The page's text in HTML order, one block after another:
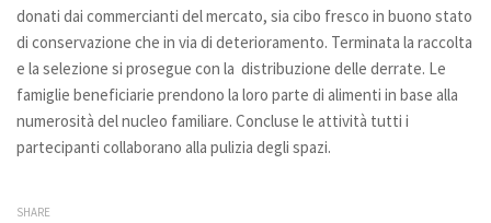
News di comunità
Aiutaci ad aiutare
5×1000
donati dai commercianti del mercato, sia cibo fresco in buono stato
di conservazione che in via di deterioramento. Terminata la raccolta
e la selezione si prosegue con la distribuzione delle derrate. Le
famiglie beneficiarie prendono la loro parte di alimenti in base alla
numerosità del nucleo familiare. Concluse le attività tutti i
partecipanti collaborano alla pulizia degli spazi.
SHARE